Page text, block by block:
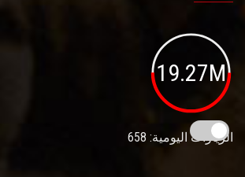
19.27M
الزيارات اليومية: 658